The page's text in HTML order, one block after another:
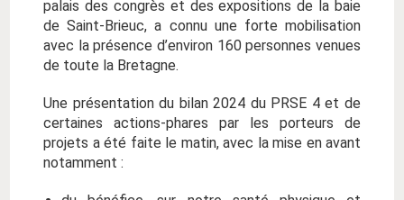
palais des congrès et des expositions de la baie
de Saint-Brieuc, a connu une forte mobilisation
avec la présence d’environ 160 personnes venues
de toute la Bretagne.
Une présentation du bilan 2024 du PRSE 4 et de
certaines actions-phares par les porteurs de
projets a été faite le matin, avec la mise en avant
notamment :